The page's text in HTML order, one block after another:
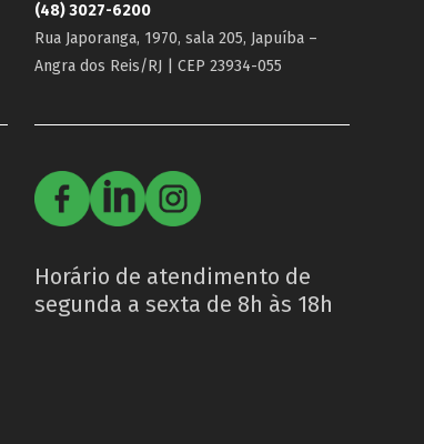
(48) 3027-6200
Rua Japoranga, 1970, sala 205, Japuíba –
Angra dos Reis/RJ | CEP 23934-055
Horário de atendimento de
segunda a sexta de 8h às 18h